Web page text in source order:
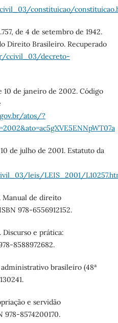
constituicao/
de 4 de setembro de 1942.
Direito Brasileiro. Recuperado
ccivil_03/decreto-
10 de janeiro de 2002. Código
atos/?
de julho de 2001. Estatuto da
leis/LEIS_2001/
Manual de direito
978-6556912152.
Discurso e prática:
8588972682.
brasileiro (48ª
e servidão
978-8574200170.